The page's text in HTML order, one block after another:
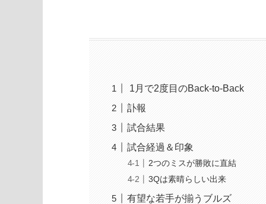
1月で2度目のBack-to-Back
訃報
試合結果
試合経過＆印象
2つのミスが勝敗に直結
3Qは素晴らしい出来
有望な若手が揃うブルズ